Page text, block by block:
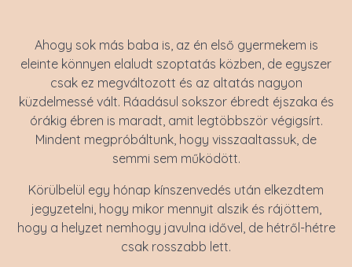
Ahogy sok más baba is, az én első gyermekem is
eleinte könnyen elaludt szoptatás közben, de egyszer
csak ez megváltozott és az altatás nagyon
küzdelmessé vált. Ráadásul sokszor ébredt éjszaka és
órákig ébren is maradt, amit legtöbbször végigsírt.
Mindent megpróbáltunk, hogy visszaaltassuk, de
semmi sem működött.
Körülbelül egy hónap kínszenvedés után elkezdtem
jegyzetelni, hogy mikor mennyit alszik és rájöttem,
hogy a helyzet nemhogy javulna idővel, de hétről-hétre
csak rosszabb lett.